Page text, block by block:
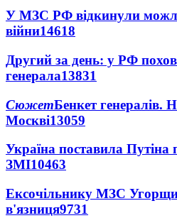
У МЗС РФ відкинули
війни14618
Другий за день: у РФ
генерала13831
СюжетБенкет генералів.
Москві13059
Україна поставила Путіна
ЗМІ10463
Ексочільнику МЗС
в'язниця9731